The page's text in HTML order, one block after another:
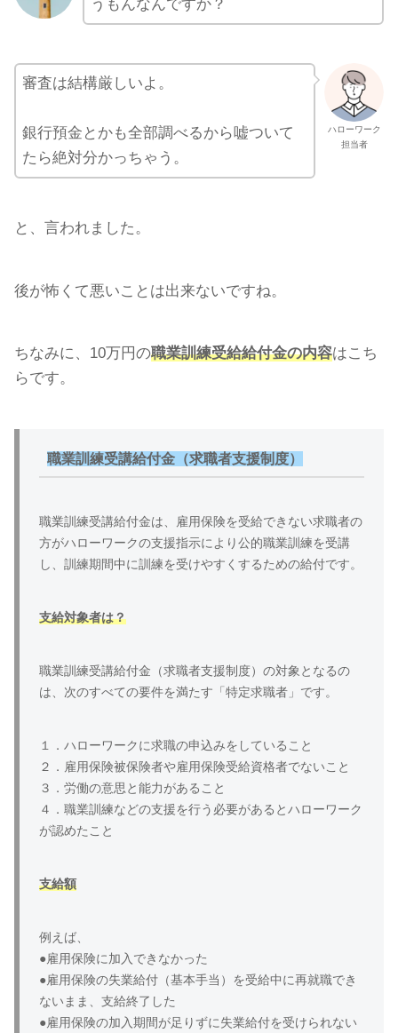
うもんなんですか？
ハローワーク
担当者
審査は結構厳しいよ。
銀行預金とかも全部調べるから嘘ついて
たら絶対分かっちゃう。
と、言われました。
後が怖くて悪いことは出来ないですね。
ちなみに、10万円の職業訓練受給給付金の内容はこち
らです。
職業訓練受講給付金（求職者支援制度）
職業訓練受講給付金は、雇用保険を受給できない求職者の
方がハローワークの支援指示により公的職業訓練を受講
し、訓練期間中に訓練を受けやすくするための給付です。
支給対象者は？
職業訓練受講給付金（求職者支援制度）の対象となるの
は、次のすべての要件を満たす「特定求職者」です。
１．ハローワークに求職の申込みをしていること
２．雇用保険被保険者や雇用保険受給資格者でないこと
３．労働の意思と能力があること
４．職業訓練などの支援を行う必要があるとハローワーク
が認めたこと
支給額
例えば、
●雇用保険に加入できなかった
●雇用保険の失業給付（基本手当）を受給中に再就職でき
ないまま、支給終了した
●雇用保険の加入期間が足りずに失業給付を受けられない